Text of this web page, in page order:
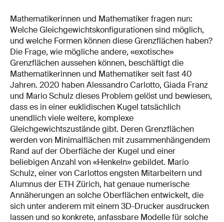
Mathematikerinnen und Mathematiker fragen nun:
Welche Gleichgewichtskonfigurationen sind möglich,
und welche Formen können diese Grenzflächen haben?
Die Frage, wie mögliche andere, «exotische»
Grenzflächen aussehen können, beschäftigt die
Mathematikerinnen und Mathematiker seit fast 40
Jahren. 2020 haben Alessandro Carlotto, Giada Franz
und Mario Schulz dieses Problem gelöst und bewiesen,
dass es in einer euklidischen Kugel tatsächlich
unendlich viele weitere, komplexe
Gleichgewichtszustände gibt. Deren Grenzflächen
werden von Minimalflächen mit zusammenhängendem
Rand auf der Oberfläche der Kugel und einer
beliebigen Anzahl von «Henkeln» gebildet. Mario
Schulz, einer von Carlottos engsten Mitarbeitern und
Alumnus der ETH Zürich, hat genaue numerische
Annäherungen an solche Oberflächen entwickelt, die
sich unter anderem mit einem 3D-Drucker ausdrucken
lassen und so konkrete, anfassbare Modelle für solche